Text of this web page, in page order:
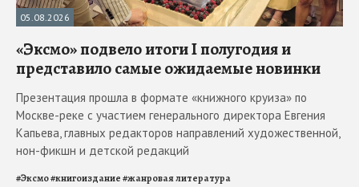
05.08.2026
«Эксмо» подвело итоги I полугодия и
представило самые ожидаемые новинки
Презентация прошла в формате «книжного круиза» по
Москве-реке с участием генерального директора Евгения
Капьева, главных редакторов направлений художественной,
нон-фикшн и детской редакций
#Эксмо#книгоиздание#жанровая литература